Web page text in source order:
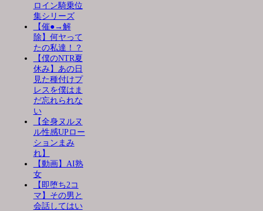
ロイン騎乗位
集シリーズ
【催●→解
除】何ヤって
たの私達！？
【僕のNTR夏
休み】あの日
見た種付けプ
レスを僕はま
だ忘れられな
い
【全身ヌルヌ
ル性感UPロー
ションまみ
れ】
【動画】AI熟
女
【即堕ち2コ
マ】その男と
会話してはい